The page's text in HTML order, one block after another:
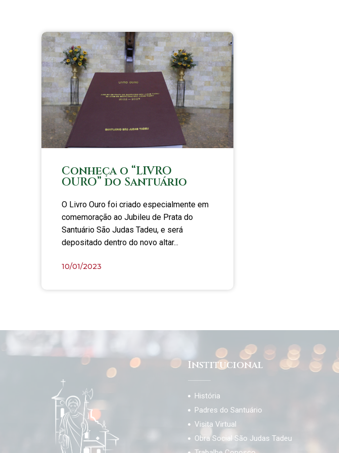
Conheça o “LIVRO
OURO” do Santuário
O Livro Ouro foi criado especialmente em
comemoração ao Jubileu de Prata do
Santuário São Judas Tadeu, e será
depositado dentro do novo altar...
10/01/2023
Institucional
História
Padres do Santuário
Visita Virtual
Obra Social São Judas Tadeu